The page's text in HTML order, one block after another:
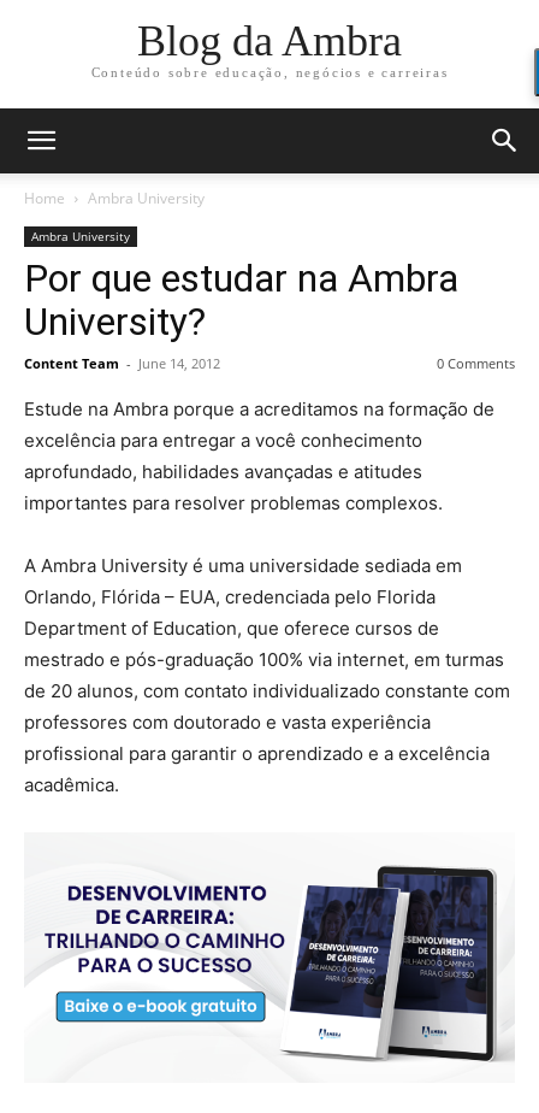
Blog da Ambra
Conteúdo sobre educação, negócios e carreiras
Home Ambra University
Ambra University
Por que estudar na Ambra
University?
Content Team - June 14, 2012 0 Comments
Estude na Ambra porque a acreditamos na formação de
excelência para entregar a você conhecimento
aprofundado, habilidades avançadas e atitudes
importantes para resolver problemas complexos.
A Ambra University é uma universidade sediada em
Orlando, Flórida – EUA, credenciada pelo Florida
Department of Education, que oferece cursos de
mestrado e pós-graduação 100% via internet, em turmas
de 20 alunos, com contato individualizado constante com
professores com doutorado e vasta experiência
profissional para garantir o aprendizado e a excelência
acadêmica.